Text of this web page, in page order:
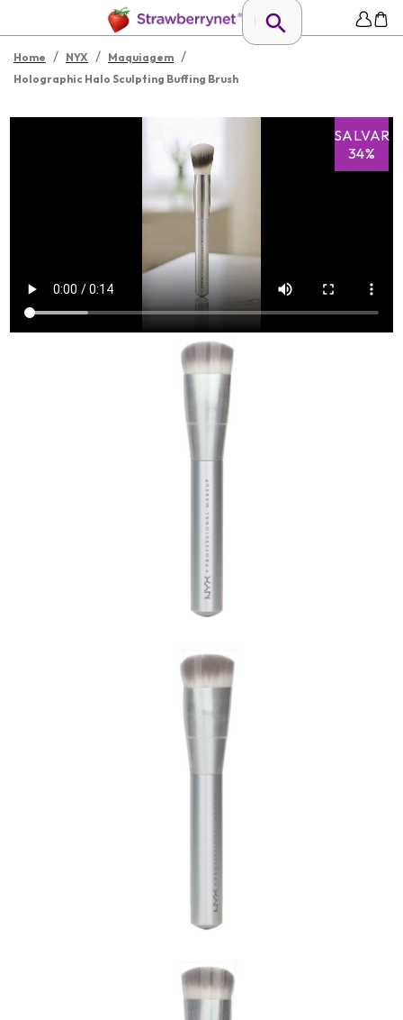
Home / NYX / Maquiagem /
Holographic Halo Sculpting Buffing Brush
SALVAR
34%